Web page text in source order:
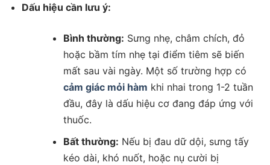
Dấu hiệu cần lưu ý:
Bình thường: Sưng nhẹ, châm chích, đỏ
hoặc bầm tím nhẹ tại điểm tiêm sẽ biến
mất sau vài ngày. Một số trường hợp có
cảm giác mỏi hàm khi nhai trong 1-2 tuần
đầu, đây là dấu hiệu cơ đang đáp ứng với
thuốc.
Bất thường: Nếu bị đau dữ dội, sưng tấy
kéo dài, khó nuốt, hoặc nụ cười bị